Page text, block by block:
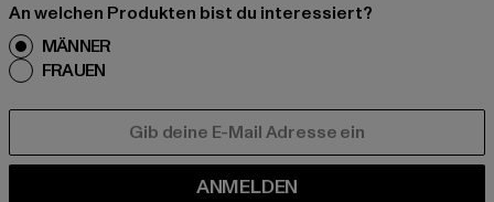
An welchen Produkten bist du interessiert?
MÄNNER
FRAUEN
ANMELDEN